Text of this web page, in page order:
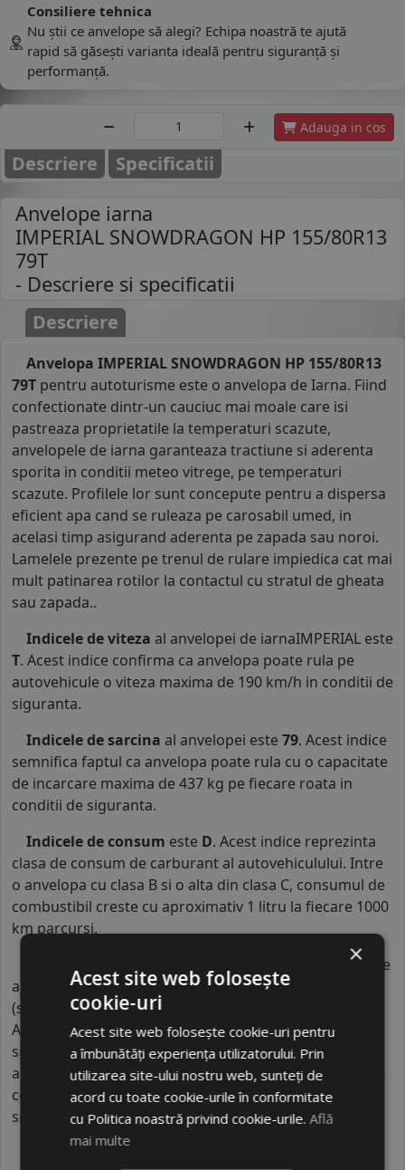
Consiliere tehnica
Nu știi ce anvelope să alegi? Echipa noastră te ajută
rapid să găsești varianta ideală pentru siguranță și
performanță.
Adauga in cos
Descriere Specificatii
Anvelope iarna
IMPERIAL SNOWDRAGON HP 155/80R13
79T
- Descriere si specificatii
Descriere
Anvelopa IMPERIAL SNOWDRAGON HP 155/80R13
79T pentru autoturisme este o anvelopa de Iarna. Fiind
confectionate dintr-un cauciuc mai moale care isi
pastreaza proprietatile la temperaturi scazute,
anvelopele de iarna garanteaza tractiune si aderenta
sporita in conditii meteo vitrege, pe temperaturi
scazute. Profilele lor sunt concepute pentru a dispersa
eficient apa cand se ruleaza pe carosabil umed, in
acelasi timp asigurand aderenta pe zapada sau noroi.
Lamelele prezente pe trenul de rulare impiedica cat mai
mult patinarea rotilor la contactul cu stratul de gheata
sau zapada..
Indicele de viteza al anvelopei de iarnaIMPERIAL este
T. Acest indice confirma ca anvelopa poate rula pe
autovehicule o viteza maxima de 190 km/h in conditii de
siguranta.
Indicele de sarcina al anvelopei este 79. Acest indice
semnifica faptul ca anvelopa poate rula cu o capacitate
de incarcare maxima de 437 kg pe fiecare roata in
conditii de siguranta.
Indicele de consum este D. Acest indice reprezinta
clasa de consum de carburant al autovehiculului. Intre
o anvelopa cu clasa B si o alta din clasa C, consumul de
combustibil creste cu aproximativ 1 litru la fiecare 1000
km parcursi.
. Acest tip de
anvelope va avea o distanta de franare pe carosabil ud
(strat de apa intre 0.5 mm si 1.5 mm) cu 4 anvelope cu
ABS ruland cu 80 km/h, mai mare decat clasele
superioare. Intre o anvelopa din clasa de franare C si
alta din clasa E este o diferenta de aproximativ 9 metri,
contribuind astfel, la o siguranta mai mare a soferului
si participantilor din trafic.
×
Acest site web folosește
cookie-uri
Acest site web folosește cookie-uri pentru
a îmbunătăți experiența utilizatorului. Prin
utilizarea site-ului nostru web, sunteți de
acord cu toate cookie-urile în conformitate
cu Politica noastră privind cookie-urile.Află
mai multe